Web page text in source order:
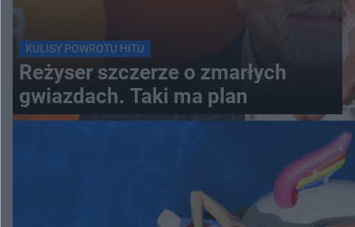
KULISY POWROTU HITU
Reżyser szczerze o zmarłych
gwiazdach. Taki ma plan